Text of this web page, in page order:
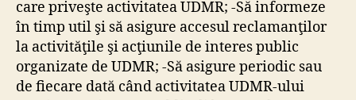
care priveşte activitatea UDMR; -Să informeze
în timp util şi să asigure accesul reclamanţilor
la activităţile şi acţiunile de interes public
organizate de UDMR; -Să asigure periodic sau
de fiecare dată când activitatea UDMR-ului